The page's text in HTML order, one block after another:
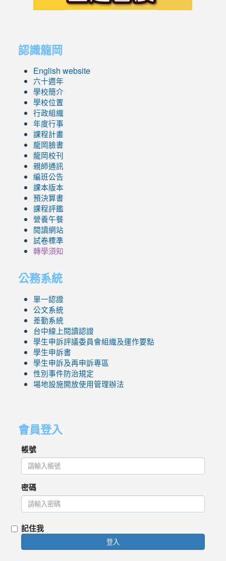
認識龍岡
English website
六十週年
學校簡介
學校位置
行政組織
年度行事
課程計畫
龍岡臉書
龍岡校刊
親師通訊
編班公告
課本版本
預決算書
課程評鑑
營養午餐
閱讀網站
試卷標準
轉學須知
公務系統
單一認證
公文系統
差勤系統
台中線上閱讀認證
學生申訴評議委員會組織及運作要點
學生申訴書
學生申訴及再申訴專區
性別事件防治規定
場地設施開放使用管理辦法
會員登入
帳號
密碼
記住我
登入